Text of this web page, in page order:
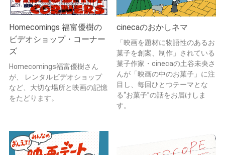
Homecomings 福富優樹の
ビデオショップ・コーナー
ズ
Homecomings福富優樹さん
が、 レンタルビデオショップ
など、大切な場所と映画の記憶
をたどります。
cinecaのおかしネマ
「映画を題材に物語性のあるお
菓子を創案、制作」されている
菓子作家・cinecaの土谷未央さ
んが「映画の中のお菓子」に注
目し、毎回ひとつテーマとな
る“お菓子”の話をお届けしま
す。